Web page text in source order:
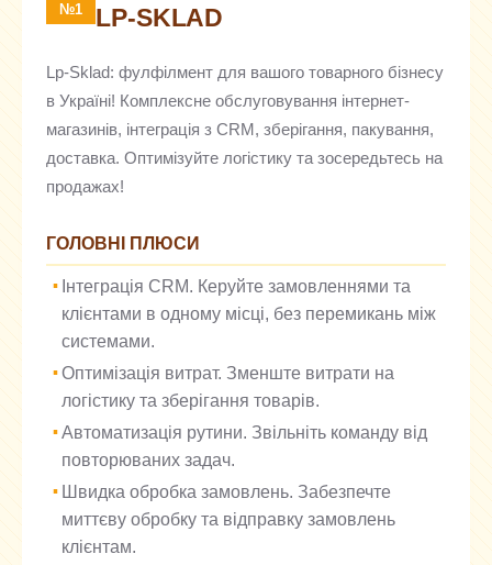
№1 LP-SKLAD
Lp-Sklad: фулфілмент для вашого товарного бізнесу
в Україні! Комплексне обслуговування інтернет-
магазинів, інтеграція з CRM, зберігання, пакування,
доставка. Оптимізуйте логістику та зосередьтесь на
продажах!
ГОЛОВНІ ПЛЮСИ
Інтеграція CRM. Керуйте замовленнями та
клієнтами в одному місці, без перемикань між
системами.
Оптимізація витрат. Зменште витрати на
логістику та зберігання товарів.
Автоматизація рутини. Звільніть команду від
повторюваних задач.
Швидка обробка замовлень. Забезпечте
миттєву обробку та відправку замовлень
клієнтам.